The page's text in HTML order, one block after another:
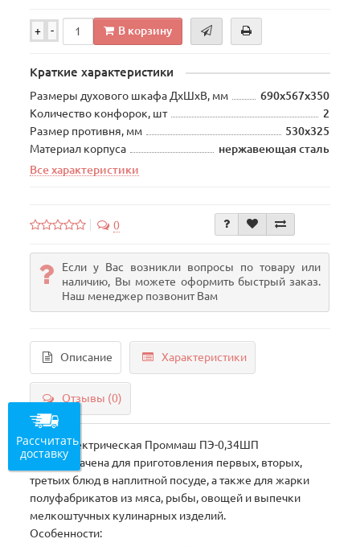
+ - В корзину
Краткие характеристики
Размеры духового шкафа ДхШхВ, мм
690х567х350
Количество конфорок, шт
2
Размер противня, мм
530х325
Материал корпуса
нержавеющая сталь
Все характеристики
0
Если у Вас возникли вопросы по товару или
наличию, Вы можете оформить быстрый заказ.
Наш менеджер позвонит Вам
Описание Характеристики
Отзывы (0)
Плита электрическая Проммаш ПЭ-0,34ШП
предназначена для приготовления первых, вторых,
третьих блюд в наплитной посуде, а также для жарки
полуфабрикатов из мяса, рыбы, овощей и выпечки
мелкоштучных кулинарных изделий.
Особенности:
Рассчитать
доставку